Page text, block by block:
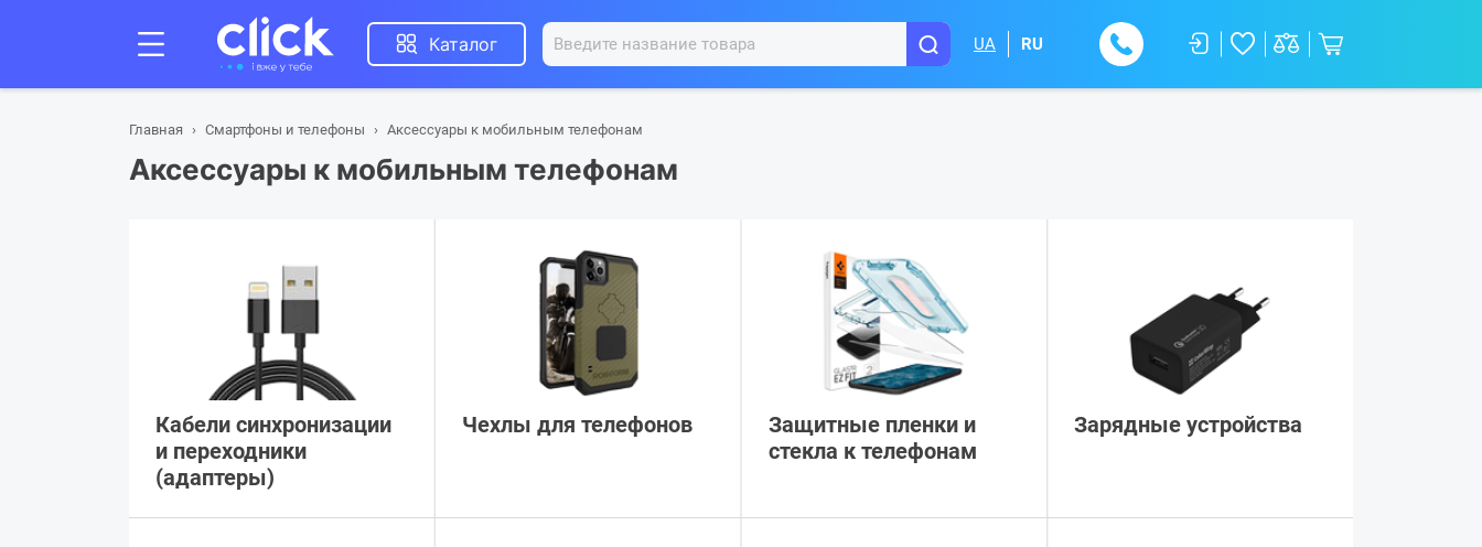
Каталог UA RU
Главная Смартфоны и телефоны Аксессуары к мобильным телефонам
Аксессуары к мобильным телефонам
Кабели синхронизации
и переходники
(адаптеры)
Чехлы для телефонов
Защитные пленки и
стекла к телефонам
Зарядные устройства